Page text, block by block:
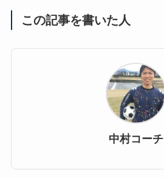
この記事を書いた人
中村コーチ